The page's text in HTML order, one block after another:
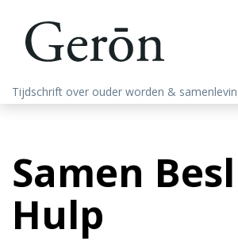
Tijdschrift over ouder worden &
Samen
Hulp